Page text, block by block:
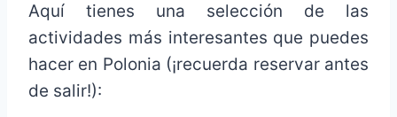
Aquí tienes una selección de las
actividades más interesantes que puedes
hacer en Polonia (¡recuerda reservar antes
de salir!):